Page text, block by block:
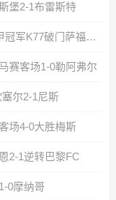
堡2-1布雷斯特
提前1轮夺冠！巴黎2-0朗斯卫冕法甲冠军K77破门萨福诺夫屡献扑救
赛客场1-0勒阿弗尔
尔2-1尼斯
场4-0大胜梅斯
2-1逆转巴黎FC
0摩纳哥